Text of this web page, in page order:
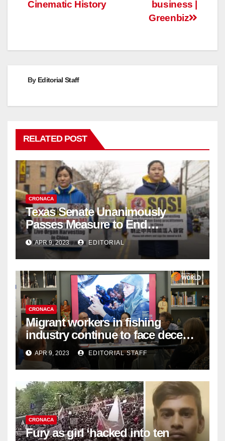
business |
Greenbiz
Cinematic History
By Editorial Staff
RELATED POST
CRONACA
Texas Senate Unanimously
Passes Measure to End
Complicity in Beijing’s Forced
Organ Harvesting
APR 9, 2023 EDITORIAL
CRONACA
Migrant workers in fishing
industry continue to face decent
work deficit
APR 9, 2023 EDITORIAL STAFF
CRONACA
Fury as girl ‘hacked into ten